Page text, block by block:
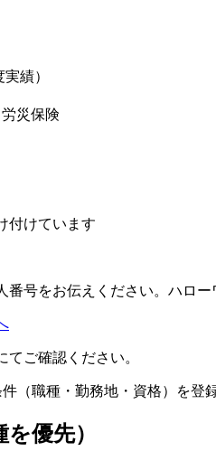
績）
災保険
付けています
号をお伝えください。ハロー
ご確認ください。
（職種・勤務地・資格）を登
優先）